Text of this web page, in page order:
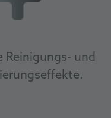
Reinigungs- und